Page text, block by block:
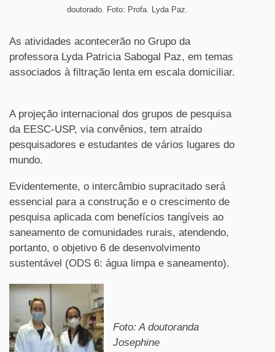
doutorado. Foto: Profa. Lyda Paz.
As atividades acontecerão no Grupo da
professora Lyda Patricia Sabogal Paz, em temas
associados à filtração lenta em escala domiciliar.
A projeção internacional dos grupos de pesquisa
da EESC-USP, via convênios, tem atraído
pesquisadores e estudantes de vários lugares do
mundo.
Evidentemente, o intercâmbio supracitado será
essencial para a construção e o crescimento de
pesquisa aplicada com benefícios tangíveis ao
saneamento de comunidades rurais, atendendo,
portanto, o objetivo 6 de desenvolvimento
sustentável (ODS 6: água limpa e saneamento).
Foto: A doutoranda
Josephine